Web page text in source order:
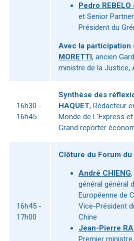
Pedro REBELO
et Senior
Président du
Avec la participation
MORETTI, ancien
ministre de la Justice,
16h30 -
16h45
Synthèse des
HAQUET, Rédacteur
Monde de L’Express et
Grand reporter
16h45 -
17h00
Clôture du Forum
André CHIENG
général général
Européenne de
Vice-Président
Chine
Jean-Pierre
Premier